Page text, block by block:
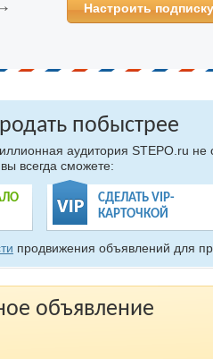
Настроить подписку
побыстрее
аудитория STEPO.ru не
всегда сможете:
СДЕЛАТЬ VIP-
КАРТОЧКОЙ
продвижения объявлений для
объявление